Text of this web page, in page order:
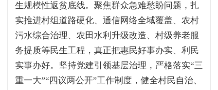
生规模性返贫底线。聚焦群众急难愁盼问题，扎
实推进村组道路硬化、通信网络全域覆盖、农村
污水综合治理、农田水利升级改造、村级养老服
务提质等民生工程，真正把惠民好事办实、利民
实事办好。坚持党建引领基层治理，严格落实“三
重一大”“四议两公开”工作制度，健全村民自治、